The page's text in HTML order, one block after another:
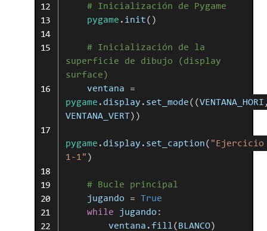
#
Inicialización de
Pygame
pygame . init( )
# Inicialización de
la
superficie
de dibujo
(display
surface)
ventana
=
pygame . display . set_mode( (VENTANA_HORI
VENTANA_VERT) )
pygame . display . set_caption( "Ejercicio
1-1" )
# Bucle
principal
jugando
=
True
while
jugando :
ventana .fill (BLANCO)